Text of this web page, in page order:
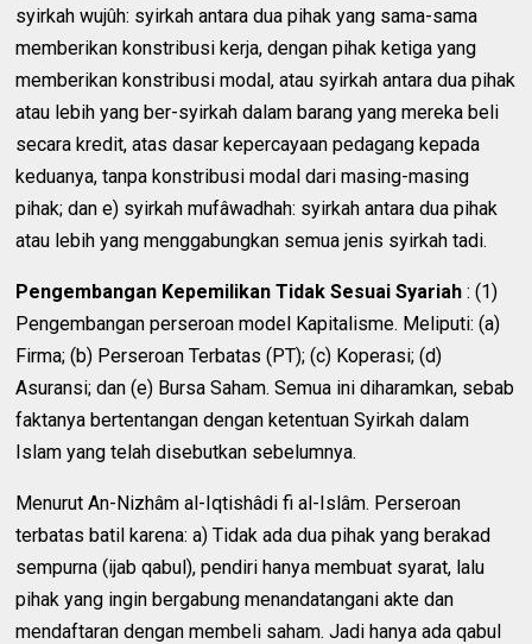
syirkah wujûh: syirkah antara dua pihak yang sama-sama
memberikan konstribusi kerja, dengan pihak ketiga yang
memberikan konstribusi modal, atau syirkah antara dua pihak
atau lebih yang ber-syirkah dalam barang yang mereka beli
secara kredit, atas dasar kepercayaan pedagang kepada
keduanya, tanpa konstribusi modal dari masing-masing
pihak; dan e) syirkah mufâwadhah: syirkah antara dua pihak
atau lebih yang menggabungkan semua jenis syirkah tadi.
Pengembangan Kepemilikan Tidak Sesuai Syariah: (1)
Pengembangan perseroan model Kapitalisme. Meliputi: (a)
Firma; (b) Perseroan Terbatas (PT); (c) Koperasi; (d)
Asuransi; dan (e) Bursa Saham. Semua ini diharamkan, sebab
faktanya bertentangan dengan ketentuan Syirkah dalam
Islam yang telah disebutkan sebelumnya.
Menurut An-Nizhâm al-Iqtishâdi fi al-Islâm. Perseroan
terbatas batil karena: a) Tidak ada dua pihak yang berakad
sempurna (ijab qabul), pendiri hanya membuat syarat, lalu
pihak yang ingin bergabung menandatangani akte dan
mendaftaran dengan membeli saham. Jadi hanya ada qabul